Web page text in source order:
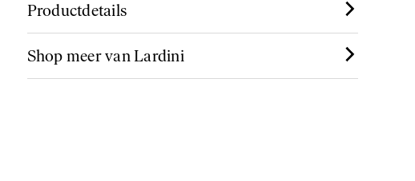
Productdetails
Shop meer van Lardini